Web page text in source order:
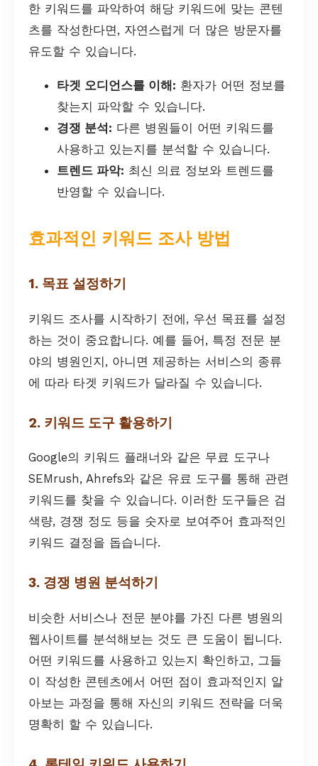
한 키워드를 파악하여 해당 키워드에 맞는 콘텐
츠를 작성한다면, 자연스럽게 더 많은 방문자를
유도할 수 있습니다.
타겟 오디언스를 이해: 환자가 어떤 정보를
찾는지 파악할 수 있습니다.
경쟁 분석: 다른 병원들이 어떤 키워드를
사용하고 있는지를 분석할 수 있습니다.
트렌드 파악: 최신 의료 정보와 트렌드를
반영할 수 있습니다.
효과적인 키워드 조사 방법
1. 목표 설정하기
키워드 조사를 시작하기 전에, 우선 목표를 설정
하는 것이 중요합니다. 예를 들어, 특정 전문 분
야의 병원인지, 아니면 제공하는 서비스의 종류
에 따라 타겟 키워드가 달라질 수 있습니다.
2. 키워드 도구 활용하기
Google의 키워드 플래너와 같은 무료 도구나
SEMrush, Ahrefs와 같은 유료 도구를 통해 관련
키워드를 찾을 수 있습니다. 이러한 도구들은 검
색량, 경쟁 정도 등을 숫자로 보여주어 효과적인
키워드 결정을 돕습니다.
3. 경쟁 병원 분석하기
비슷한 서비스나 전문 분야를 가진 다른 병원의
웹사이트를 분석해보는 것도 큰 도움이 됩니다.
어떤 키워드를 사용하고 있는지 확인하고, 그들
이 작성한 콘텐츠에서 어떤 점이 효과적인지 알
아보는 과정을 통해 자신의 키워드 전략을 더욱
명확히 할 수 있습니다.